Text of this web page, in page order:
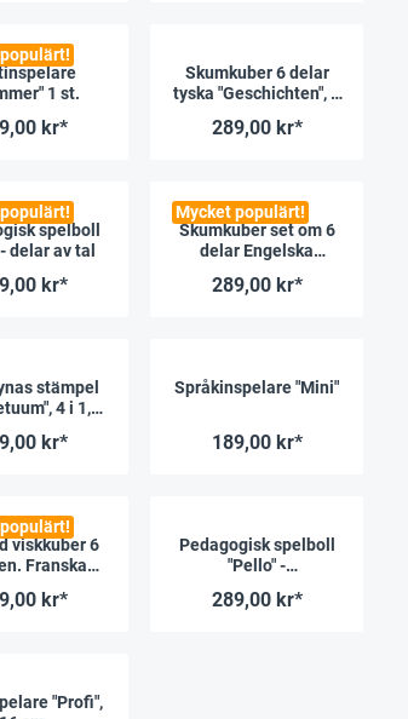
1 st.
kr*
Skumkuber 6 delar
tyska "Geschichten", 4
289,00 kr*
spelboll
delar av tal
kr*
Mycket populärt!
Skumkuber set om 6
delar Engelska
289,00 kr*
stämpel
4 i 1,
kr*
Språkinspelare "Mini"
189,00 kr*
viskkuber 6
Franska
kr*
Pedagogisk spelboll
"Pello" -
franska
289,00 kr*
"Profi",